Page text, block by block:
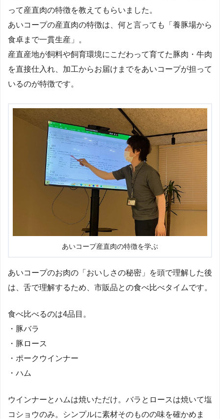
って産直肉の特徴を教えてもらいました。
あいコープの産直肉の特徴は、何と言っても「養豚場から
食卓まで一貫生産」。
産直産地が飼料や飼育環境にこだわって育てた豚肉・牛肉
を直接仕入れ、加工からお届けまでをあいコープが担って
いるのが特徴です。
あいコープ産直肉の特徴を学ぶ
あいコープのお肉の「おいしさの秘密」を頭で理解した後
は、舌で理解するため、市販品との食べ比べタイムです。
食べ比べるのは4品目。
・豚バラ
・豚ロース
・ポークウインナー
・ハム
ウインナーとハムは焼いただけ。バラとロースは焼いて塩
コショウのみ。シンプルに素材そのものの味を確かめま